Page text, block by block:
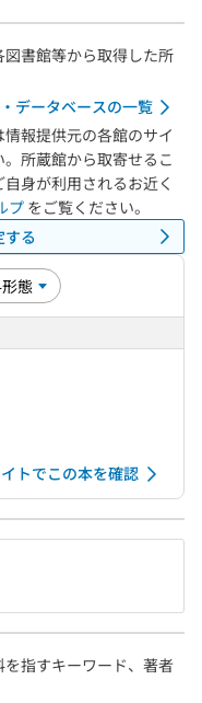
書館等から取得した所
データベースの一覧
報提供元の各館のサイ
所蔵館から取寄せるこ
身が利用されるお近く
プ をご覧ください。
る
トでこの本を確認
指すキーワード、著者